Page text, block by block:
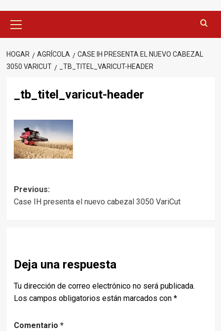
principal
HOGAR AGRÍCOLA
CASE IH PRESENTA EL NUEVO CABEZAL
3050 VARICUT
_TB_TITEL_VARICUT-HEADER
_tb_titel_varicut-header
Post
navigation
Previous:
Case IH presenta el nuevo cabezal 3050 VariCut
Deja una respuesta
Tu dirección de correo electrónico no será publicada.
Los campos obligatorios están marcados con *
Comentario *